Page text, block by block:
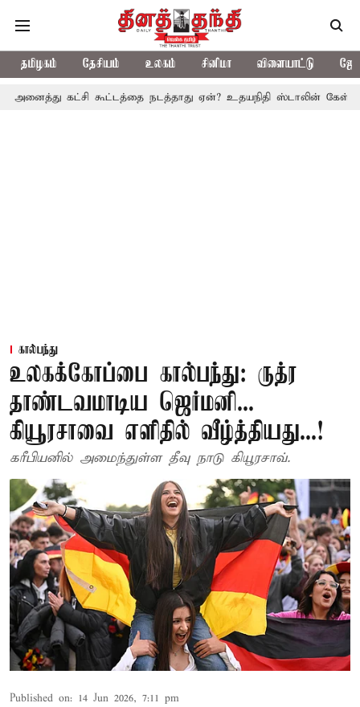
தமிழகம் தேசியம் உலகம் சினிமா விளையாட்டு
கூட்டத்தை நடத்தாது ஏன்? உதயநிதி ஸ்டாலின் கேள்வி த.வெ.க.
கால்பந்து
உலகக்கோப்பை கால்பந்து: ருத்ர
தாண்டவமாடிய ஜெர்மனி...
கியூரசாவை எளிதில் வீழ்த்தியது...!
கரீபியனில் அமைந்துள்ள தீவு நாடு கியூரசாவ்.
Published on: 14 Jun 2026, 7:11 pm